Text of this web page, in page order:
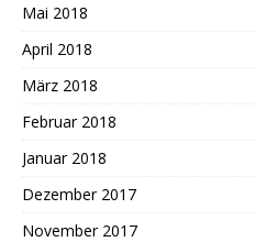
Mai 2018
April 2018
März 2018
Februar 2018
Januar 2018
Dezember 2017
November 2017